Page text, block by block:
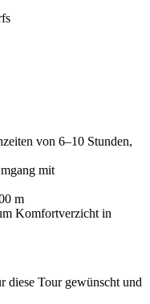
von 6–10 Stunden,
mit
m
Komfortverzicht in
diese Tour gewünscht und